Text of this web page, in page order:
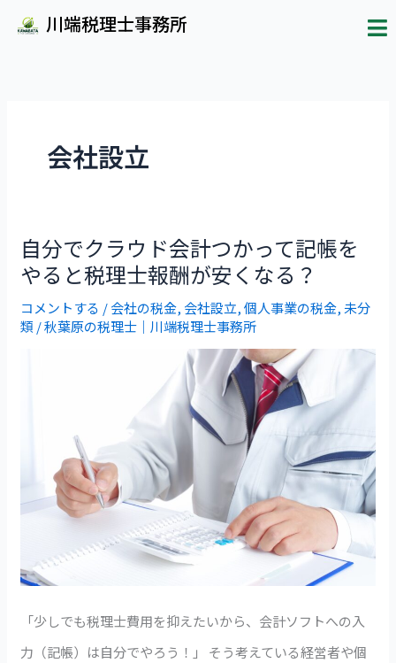
川端税理士事務所 メ
ニ
会社設立
自分でクラウド会計つかって記帳を
やると税理士報酬が安くなる？
コメントする /会社の税金, 会社設立,個人事業の税金, 未分
類 /秋葉原の税理士｜川端税理士事務所
「少しでも税理士費用を抑えたいから、会計ソフトへの入
力（記帳）は自分でやろう！」 そう考えている経営者や個
自
分
で
計
っ
て
記